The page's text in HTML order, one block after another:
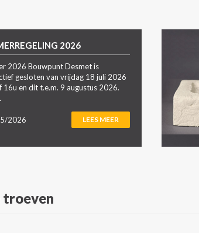
2026
2026 Bouwpunt Desmet is
gesloten van vrijdag 18 juli 2026
16u en dit t.e.m. 9 augustus 2026.
2026 LEES MEER
troeven